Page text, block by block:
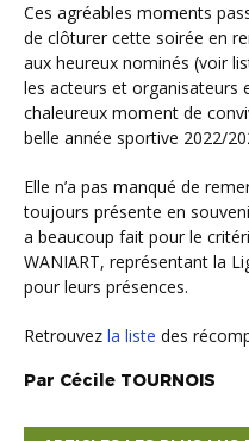
Ces agréables moments passés, il revenait à Françoise VALLET
de clôturer cette soirée en
aux heureux nominés (voir
les acteurs et organisateurs
chaleureux moment de
belle année sportive 2022/
Elle n’a pas manqué de remercier Madame Josette CHARLOIS
toujours présente en
a beaucoup fait pour le
WANIART, représentant la
pour leurs présences.
Retrouvez la liste des
Par Cécile TOURNOIS